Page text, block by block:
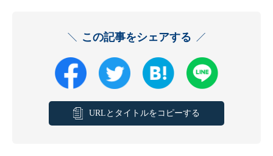
この記事をシェアする
URLとタイトルをコピーする